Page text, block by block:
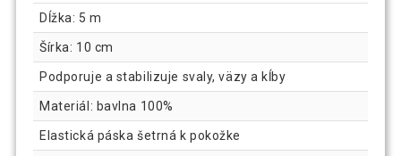
Dĺžka: 5 m
Šírka: 10 cm
Podporuje a stabilizuje svaly, väzy a kĺby
Materiál: bavlna 100%
Elastická páska šetrná k pokožke